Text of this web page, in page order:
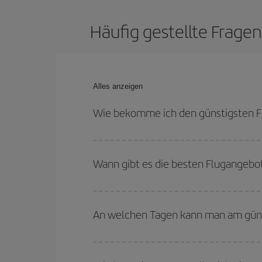
Häufig gestellte
Alles anzeigen
Wie bekomme ich den günstigsten
den Rückreisedaten und -zeiten flexibel sein
Wann gibt es die besten
sind im Allgemeinen Hochsaison. Und,
An welchen Tagen kann man am